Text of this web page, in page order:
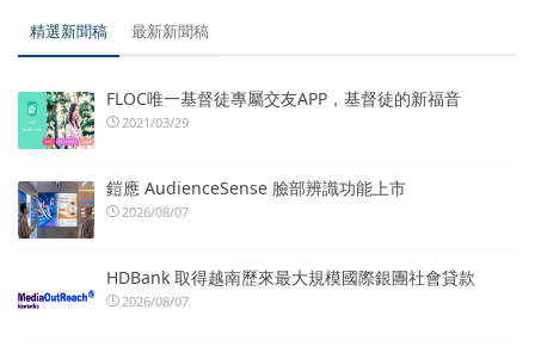
精選新聞稿 最新新聞稿
FLOC唯一基督徒專屬交友APP，基督徒的新福音
2021/03/29
鎧應 AudienceSense 臉部辨識功能上市
2026/08/07
HDBank 取得越南歷來最大規模國際銀團社會貸款
2026/08/07